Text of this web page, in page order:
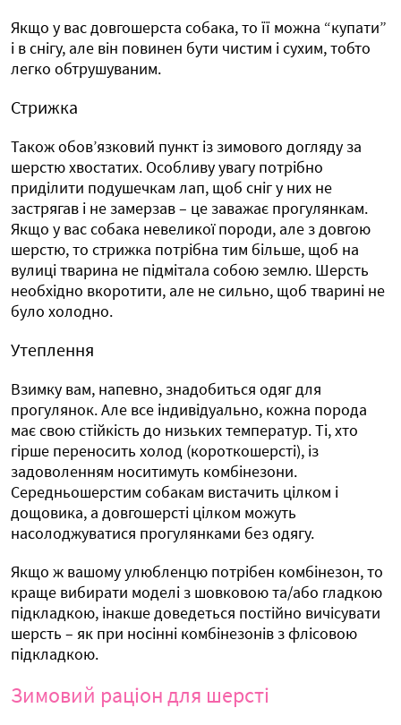
Якщо у вас довгошерста собака, то її можна “купати”
і в снігу, але він повинен бути чистим і сухим, тобто
легко обтрушуваним.
Стрижка
Також обов’язковий пункт із зимового догляду за
шерстю хвостатих. Особливу увагу потрібно
приділити подушечкам лап, щоб сніг у них не
застрягав і не замерзав – це заважає прогулянкам.
Якщо у вас собака невеликої породи, але з довгою
шерстю, то стрижка потрібна тим більше, щоб на
вулиці тварина не підмітала собою землю. Шерсть
необхідно вкоротити, але не сильно, щоб тварині не
було холодно.
Утеплення
Взимку вам, напевно, знадобиться одяг для
прогулянок. Але все індивідуально, кожна порода
має свою стійкість до низьких температур. Ті, хто
гірше переносить холод (короткошерсті), із
задоволенням носитимуть комбінезони.
Середньошерстим собакам вистачить цілком і
дощовика, а довгошерсті цілком можуть
насолоджуватися прогулянками без одягу.
Якщо ж вашому улюбленцю потрібен комбінезон, то
краще вибирати моделі з шовковою та/або гладкою
підкладкою, інакше доведеться постійно вичісувати
шерсть – як при носінні комбінезонів з флісовою
підкладкою.
Зимовий раціон для шерсті